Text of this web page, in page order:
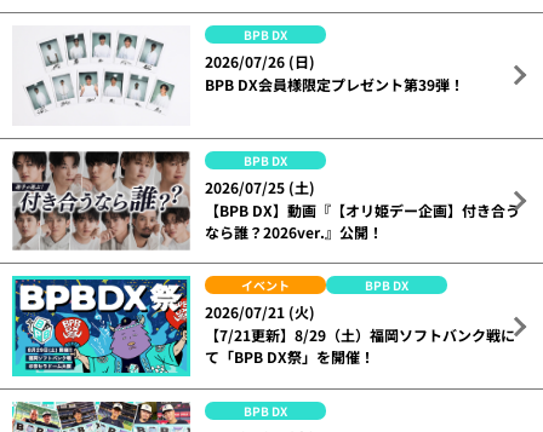
BPB DX
2026/07/26 (日)
BPB DX会員様限定プレゼント第39弾！
BPB DX
2026/07/25 (土)
【BPB DX】動画『【オリ姫デー企画】付き合う
なら誰？2026ver.』公開！
イベント BPB DX
2026/07/21 (火)
【7/21更新】8/29（土）福岡ソフトバンク戦に
て「BPB DX祭」を開催！
BPB DX